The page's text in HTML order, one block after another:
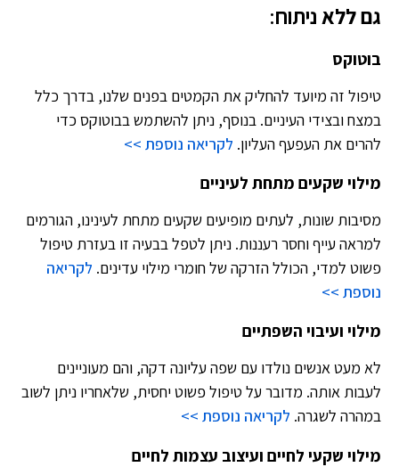
גם ללא ניתוח:
בוטוקס
טיפול זה מיועד להחליק את הקמטים בפנים שלנו, בדרך כלל
במצח ובצידי העיניים. בנוסף, ניתן להשתמש בבוטוקס כדי
להרים את העפעף העליון. לקריאה נוספת >>
מילוי שקעים מתחת לעיניים
מסיבות שונות, לעתים מופיעים שקעים מתחת לעינינו, הגורמים
למראה עייף וחסר רעננות. ניתן לטפל בבעיה זו בעזרת טיפול
פשוט למדי, הכולל הזרקה של חומרי מילוי עדינים. לקריאה
נוספת >>
מילוי ועיבוי השפתיים
לא מעט אנשים נולדו עם שפה עליונה דקה, והם מעוניינים
לעבות אותה. מדובר על טיפול פשוט יחסית, שלאחריו ניתן לשוב
במהרה לשגרה. לקריאה נוספת >>
מילוי שקעי לחיים ועיצוב עצמות לחיים